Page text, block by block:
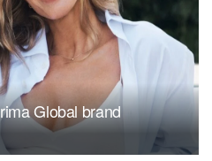
Global brand